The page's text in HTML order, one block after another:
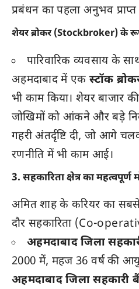
प्रबंधन का पहला अनुभव प्राप्त
शेयर ब्रोकर (Stockbroker) के
पारिवारिक व्यवसाय के
अहमदाबाद में एकस्टॉक
भी काम किया। शेयर बाजार
जोखिमों को आंकने और बड़े
गहरी अंतर्दृष्टि दी, जो आगे
रणनीति में भी काम आई।
3. सहकारिता क्षेत्र का
अमित शाह के करियर का
दौर सहकारिता (Co-
अहमदाबाद जिला
2000 में, महज 36 वर्ष की
अहमदाबाद जिला सहकारी